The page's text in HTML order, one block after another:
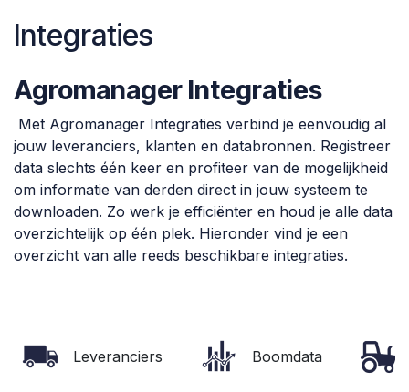
Integraties
Agromanager Integraties
Met Agromanager Integraties verbind je eenvoudig al
jouw leveranciers, klanten en databronnen. Registreer
data slechts één keer en profiteer van de mogelijkheid
om informatie van derden direct in jouw systeem te
downloaden. Zo werk je efficiënter en houd je alle data
overzichtelijk op één plek. Hieronder vind je een
overzicht van alle reeds beschikbare integraties.
Leveranciers Boomdata